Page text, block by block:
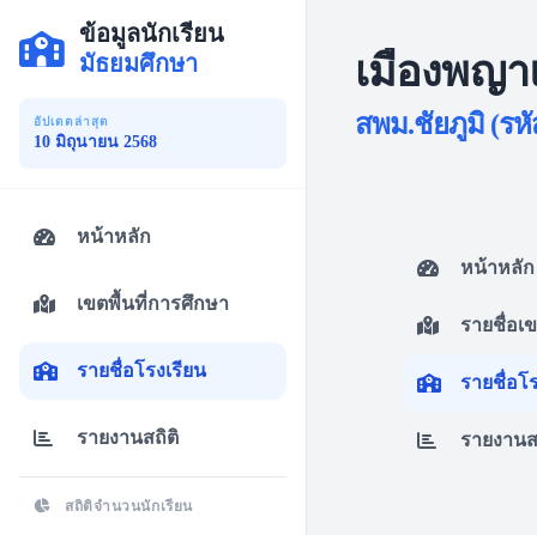
เมืองพญ
สพม.ชัยภูมิ (รหั
หน้าหลัก
รายชื่อเ
รายชื่อโ
รายงาน
ข้อมูลนักเรียน
มัธยมศึกษา
อัปเดตล่าสุด
10 มิถุนายน 2568
หน้าหลัก
เขตพื้นที่การศึกษา
รายชื่อโรงเรียน
รายงานสถิติ
สถิติจำนวนนักเรียน